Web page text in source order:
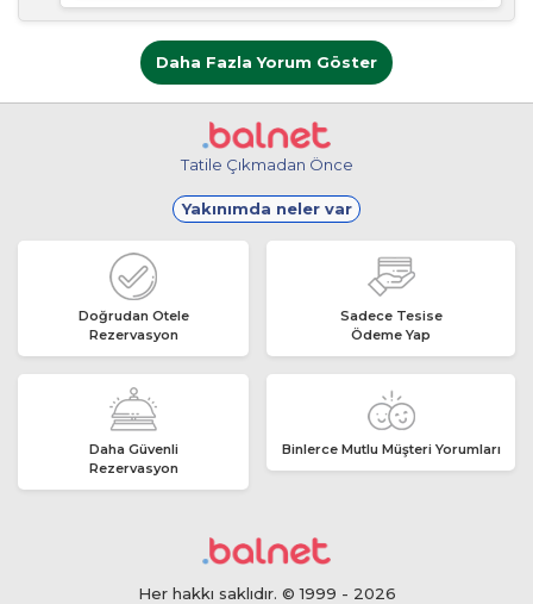
Daha Fazla Yorum Göster
Tatile Çıkmadan Önce
Yakınımda neler var
Doğrudan Otele
Rezervasyon
Sadece Tesise
Ödeme Yap
Daha Güvenli
Rezervasyon
Binlerce Mutlu Müşteri Yorumları
Her hakkı saklıdır. © 1999 - 2026